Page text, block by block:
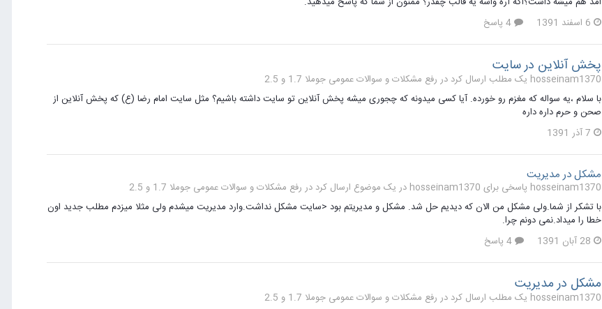
6 اسفند 1391
پخش آنلاین در سایت
hosseinam1370 یک مطلب ارسال کرد در
رفع مشکلات و سوالات عمومی جوملا 1.7 و 2.5
با سلام ،یه سواله که مغزم رو خورده. آیا کسی میدونه که چجوری میشه پخش آنلاین تو سایت داشته باشیم؟ مثل سایت امام رضا (ع) که پخش آنلاین از
صحن و حرم داره داره
7 آذر 1391
مشکل در مدیریت
hosseinam1370 پاسخی برای hosseinam1370 در یک موضوع ارسال کرد در
رفع مشکلات و سوالات عمومی جوملا 1.7 و 2.5
با تشکر از شما.ولی مشکل من الان که دیدیم حل شد. مشکل و مدیریتم بود <سایت مشکل نداشت.وارد مدیریت میشدم ولی مثلا میزدم مطلب جدید اون
خطا را میداد.نمی دونم چرا.
28 آبان 1391
مشکل در مدیریت
hosseinam1370 یک مطلب ارسال کرد در
رفع مشکلات و سوالات عمومی جوملا 1.7 و 2.5